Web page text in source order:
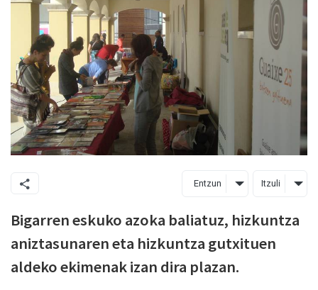
Entzun Itzuli
Bigarren eskuko azoka baliatuz, hizkuntza
aniztasunaren eta hizkuntza gutxituen
aldeko ekimenak izan dira plazan.